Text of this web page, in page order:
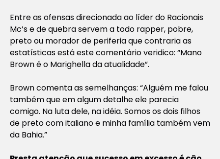
Entre as ofensas direcionada ao líder do Racionais
Mc’s e de quebra servem a todo rapper, pobre,
preto ou morador de periferia que contraria as
estatísticas está este comentário veridico: “Mano
Brown é o Marighella da atualidade”.
Brown comenta as semelhanças: “Alguém me falou
também que em algum detalhe ele parecia
comigo. Na luta dele, na idéia. Somos os dois filhos
de preto com italiano e minha família também vem
da Bahia.”